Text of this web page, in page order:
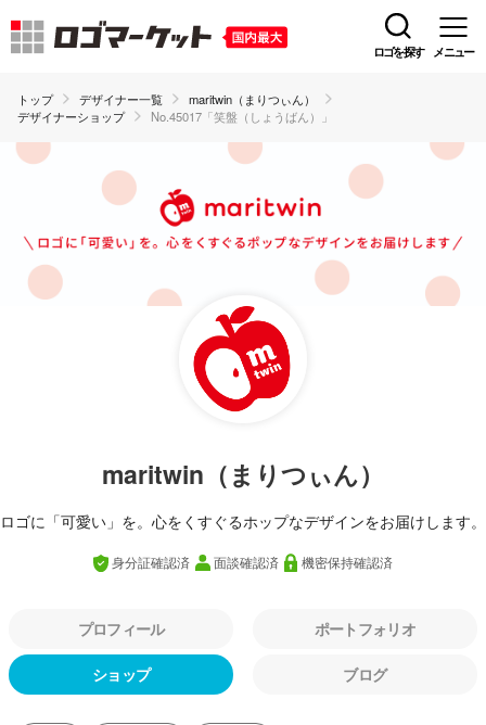
ロゴを探す メニュー
トップ デザイナー一覧
maritwin（まりつぃん）
デザイナーショップ
No.45017「笑盤（しょうばん）」
maritwin（まりつぃん）
ロゴに「可愛い」を。心をくすぐるホップなデザインをお届けします。
身分証確認済 面談確認済 機密保持確認済
プロフィール ポートフォリオ
ショップ ブログ